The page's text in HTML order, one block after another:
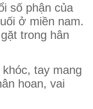
số phận của
ở miền nam.
trong hân
tay mang
hoan, vai